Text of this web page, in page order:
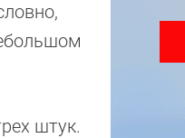
штук.